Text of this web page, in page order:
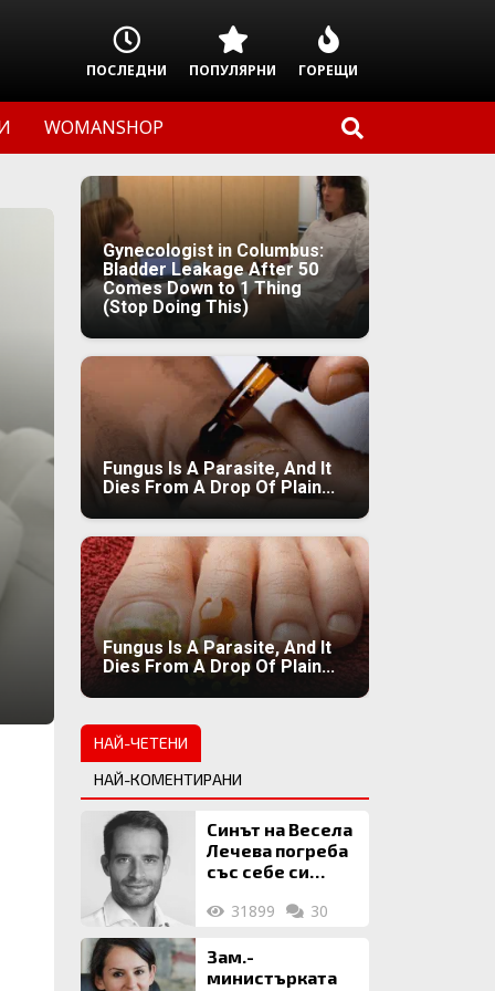
ПОСЛЕДНИ ПОПУЛЯРНИ ГОРЕЩИ
WOMANSHOP
Gynecologist in Columbus:
Bladder Leakage After 50
Comes Down to 1 Thing
(Stop Doing This)
Fungus Is A Parasite, And It
Dies From A Drop Of Plain...
Fungus Is A Parasite, And It
Dies From A Drop Of Plain...
НАЙ-ЧЕТЕНИ
НАЙ-КОМЕНТИРАНИ
Синът на Весела
Лечева погреба
със себе си
млн. евро
31899 30
Зам.-
министърката